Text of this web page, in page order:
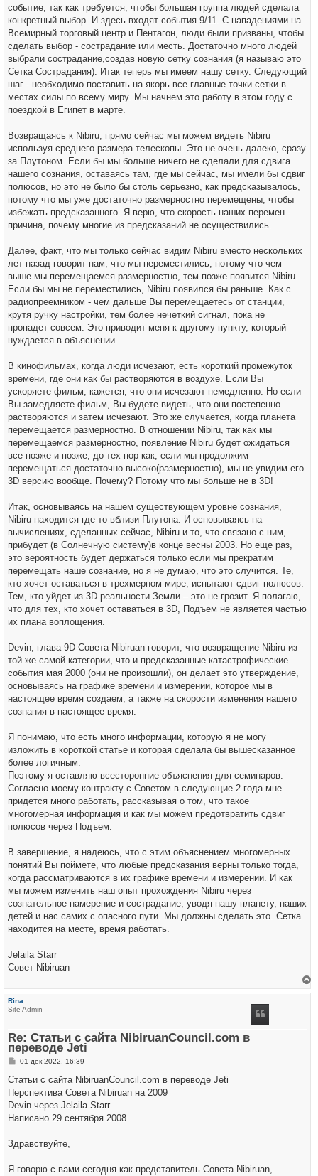
событие, так как требуется, чтобы большая группа людей сделала
конкретный выбор. И здесь входят события 9/11. С нападениями на
Всемирный торговый центр и Пентагон, люди были призваны, чтобы
сделать выбор - сострадание или месть. Достаточно много людей
выбрали сострадание,создав новую сетку сознания (я называю это
Сетка Сострадания). Итак теперь мы имеем нашу сетку. Следующий
шаг - необходимо поставить на якорь все главные точки сетки в
местах силы по всему миру. Мы начнем это работу в этом году с
поездкой в Египет в марте.
Возвращаясь к Nibiru, прямо сейчас мы можем видеть Nibiru
используя среднего размера телескопы. Это не очень далеко, сразу
за Плутоном. Если бы мы больше ничего не сделали для сдвига
нашего сознания, оставаясь там, где мы сейчас, мы имели бы сдвиг
полюсов, но это не было бы столь серьезно, как предсказывалось,
потому что мы уже достаточно размерностно перемещены, чтобы
избежать предсказанного. Я верю, что скорость наших перемен -
причина, почему многие из предсказаний не осуществились.
Далее, факт, что мы только сейчас видим Nibiru вместо нескольких
лет назад говорит нам, что мы переместились, потому что чем
выше мы перемещаемся размерностно, тем позже появится Nibiru.
Если бы мы не переместились, Nibiru появился бы раньше. Как с
радиопреемником - чем дальше Вы перемещаетесь от станции,
крутя ручку настройки, тем более нечеткий сигнал, пока не
пропадет совсем. Это приводит меня к другому пункту, который
нуждается в объяснении.
В кинофильмах, когда люди исчезают, есть короткий промежуток
времени, где они как бы растворяются в воздухе. Если Вы
ускоряете фильм, кажется, что они исчезают немедленно. Но если
Вы замедляете фильм, Вы будете видеть, что они постепенно
растворяются и затем исчезают. Это же случается, когда планета
перемещается размерностно. В отношении Nibiru, так как мы
перемещаемся размерностно, появление Nibiru будет ожидаться
все позже и позже, до тех пор как, если мы продолжим
перемещаться достаточно высоко(размерностно), мы не увидим его
3D версию вообще. Почему? Потому что мы больше не в 3D!
Итак, основываясь на нашем существующем уровне сознания,
Nibiru находится где-то вблизи Плутона. И основываясь на
вычислениях, сделанных сейчас, Nibiru и то, что связано с ним,
прибудет (в Солнечную систему)в конце весны 2003. Но еще раз,
это вероятность будет держаться только если мы прекратим
перемещать наше сознание, но я не думаю, что это случится. Те,
кто хочет оставаться в трехмерном мире, испытают сдвиг полюсов.
Тем, кто уйдет из 3D реальности Земли – это не грозит. Я полагаю,
что для тех, кто хочет оставаться в 3D, Подъем не является частью
их плана воплощения.
Devin, глава 9D Совета Nibiruan говорит, что возвращение Nibiru из
той же самой категории, что и предсказанные катастрофические
события мая 2000 (они не произошли), он делает это утверждение,
основываясь на графике времени и измерении, которое мы в
настоящее время создаем, а также на скорости изменения нашего
сознания в настоящее время.
Я понимаю, что есть много информации, которую я не могу
изложить в короткой статье и которая сделала бы вышесказанное
более логичным.
Поэтому я оставляю всесторонние объяснения для семинаров.
Согласно моему контракту с Советом в следующие 2 года мне
придется много работать, рассказывая о том, что такое
многомерная информация и как мы можем предотвратить сдвиг
полюсов через Подъем.
В завершение, я надеюсь, что с этим объяснением многомерных
понятий Вы поймете, что любые предсказания верны только тогда,
когда рассматриваются в их графике времени и измерении. И как
мы можем изменить наш опыт прохождения Nibiru через
сознательное намерение и сострадание, уводя нашу планету, наших
детей и нас самих с опасного пути. Мы должны сделать это. Сетка
находится на месте, время работать.
Jelaila Starr
Совет Nibiruan
Rina
Site Admin
Re: Статьи с сайта NibiruanCouncil.com в
переводе Jeti
С
о
щ
е
и
01 дек 2022, 16:39
Статьи с сайта NibiruanCouncil.com в переводе Jeti
Перспектива Совета Nibiruan на 2009
Devin через Jelaila Starr
Написано 29 сентября 2008
Здравствуйте,
Я говорю с вами сегодня как представитель Совета Nibiruan,